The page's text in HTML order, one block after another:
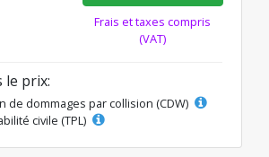
Frais et taxes compris
(VAT)
le prix:
de dommages par collision (CDW)
civile (TPL)